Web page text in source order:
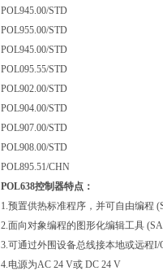
POL945.00/STD
POL955.00/STD
POL945.00/STD
POL095.55/STD
POL902.00/STD
POL904.00/STD
POL907.00/STD
POL908.00/STD
POL895.51/CHN
POL638控制器特点：
1.预置供热标准程序，并可自由编程
2.面向对象编程的图形化编辑工具
3.可通过外围设备总线接本地或远程I/
4.电源为AC 24 V或 DC 24 V